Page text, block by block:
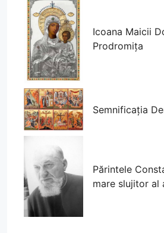
Icoana Maicii
Prodromița
Semnificația
Părintele
mare slujitor al